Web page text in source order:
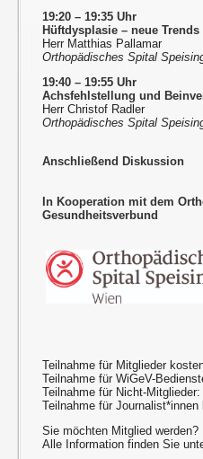
19:20 – 19:35 Uhr
Hüftdysplasie – neue
Herr Matthias Pallamar
Orthopädisches Spital
19:40 – 19:55 Uhr
Achsfehlstellung und
Herr Christof Radler
Orthopädisches Spital
Anschließend Diskussion
In Kooperation mit dem
Gesundheitsverbund
Teilnahme für Mitglieder
Teilnahme für WiGeV-
Teilnahme für Nicht-
Teilnahme für
Sie möchten Mitglied werden?
Alle Information finden Sie